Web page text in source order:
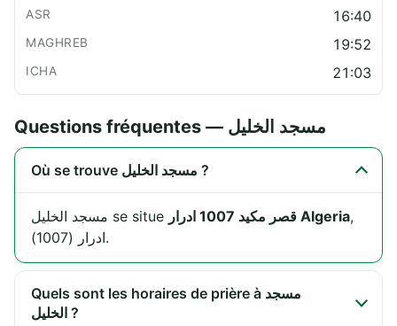
16:40
19:52
21:03
Questions fréquentes — مسجد الخليل
Où se trouve مسجد الخليل ?
مسجد الخليل se situe قصر مكيد 1007 ادرار Algeria,
ادرار (1007).
Quels sont les horaires de prière à مسجد
الخليل ?